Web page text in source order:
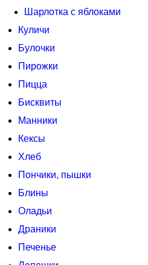
Шарлотка с яблоками
Куличи
Булочки
Пирожки
Пицца
Бисквиты
Манники
Кексы
Хлеб
Пончики, пышки
Блины
Оладьи
Драники
Печенье